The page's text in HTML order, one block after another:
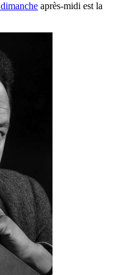
dimanche après-midi est la